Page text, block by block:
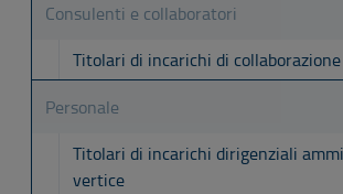
Consulenti e collaboratori
Titolari di incarichi di
Personale
Titolari di incarichi dirigenziali
vertice